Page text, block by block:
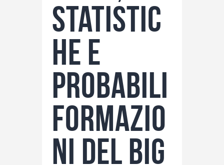
statistic
he e
probabili
formazio
ni del big